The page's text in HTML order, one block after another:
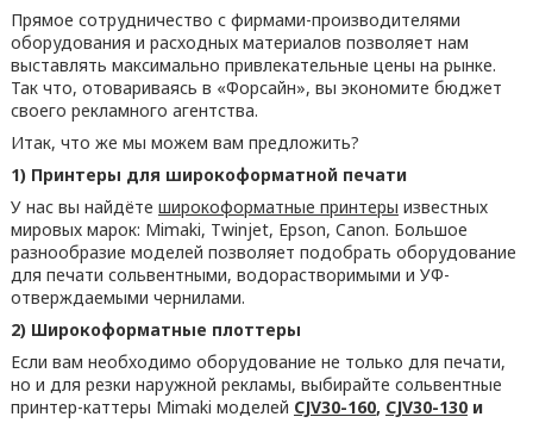
Прямое сотрудничество с фирмами-производителями
оборудования и расходных материалов позволяет нам
выставлять максимально привлекательные цены на рынке.
Так что, отовариваясь в «Форсайн», вы экономите бюджет
своего рекламного агентства.
Итак, что же мы можем вам предложить?
1) Принтеры для широкоформатной печати
У нас вы найдёте широкоформатные принтеры известных
мировых марок: Mimaki, Twinjet, Epson, Canon. Большое
разнообразие моделей позволяет подобрать оборудование
для печати сольвентными, водорастворимыми и УФ-
отверждаемыми чернилами.
2) Широкоформатные плоттеры
Если вам необходимо оборудование не только для печати,
но и для резки наружной рекламы, выбирайте сольвентные
принтер-каттеры Mimaki моделей CJV30-160, CJV30-130и